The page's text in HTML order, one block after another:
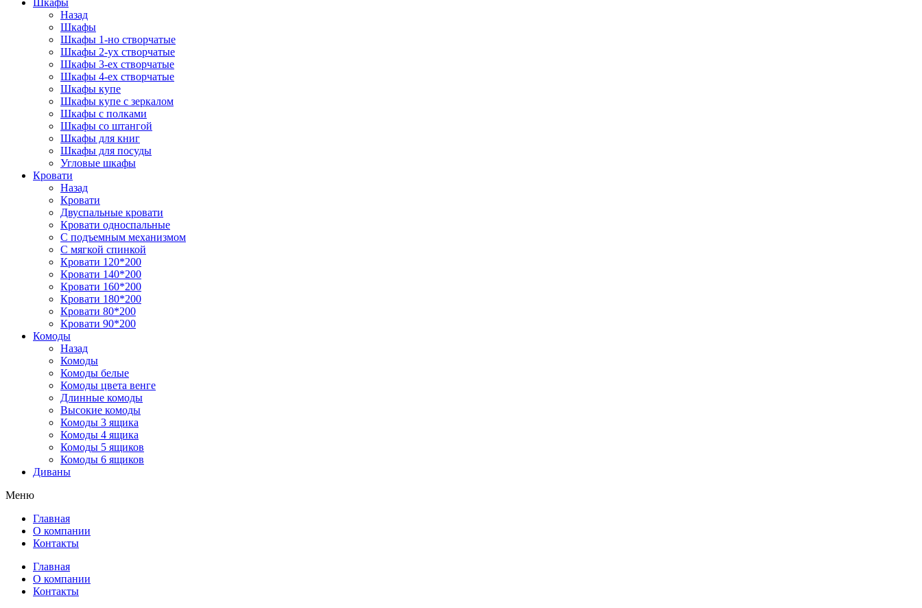
Шкафы
Назад
Шкафы
Шкафы 1-но створчатые
Шкафы 2-ух створчатые
Шкафы 3-ех створчатые
Шкафы 4-ех створчатые
Шкафы купе
Шкафы купе с зеркалом
Шкафы с полками
Шкафы со штангой
Шкафы для книг
Шкафы для посуды
Угловые шкафы
Кровати
Назад
Кровати
Двуспальные кровати
Кровати односпальные
С подъемным механизмом
С мягкой спинкой
Кровати 120*200
Кровати 140*200
Кровати 160*200
Кровати 180*200
Кровати 80*200
Кровати 90*200
Комоды
Назад
Комоды
Комоды белые
Комоды цвета венге
Длинные комоды
Высокие комоды
Комоды 3 ящика
Комоды 4 ящика
Комоды 5 ящиков
Комоды 6 ящиков
Диваны
Меню
Главная
О компании
Контакты
Главная
О компании
Контакты